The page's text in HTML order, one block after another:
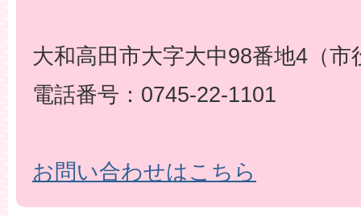
大和高田市大字大中98番地4（市
電話番号：0745-22-1101
お問い合わせはこちら